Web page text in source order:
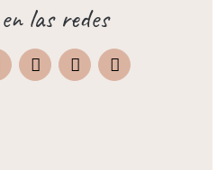
las redes
Pinterest TripAdvisor